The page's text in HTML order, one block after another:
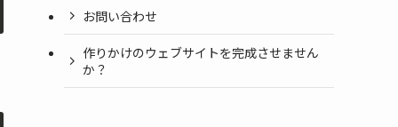
お問い合わせ
作りかけのウェブサイトを完成させません
か？